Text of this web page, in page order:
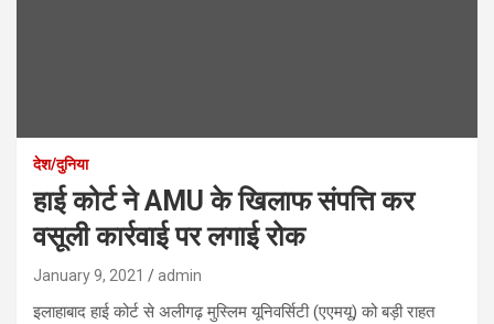
देश/दुनिया
हाई कोर्ट ने AMU के खिलाफ संपत्ति कर
वसूली कार्रवाई पर लगाई रोक
January 9, 2021 admin
इलाहाबाद हाई कोर्ट से अलीगढ़ मुस्लिम यूनिवर्सिटी (एएमयू) को बड़ी राहत